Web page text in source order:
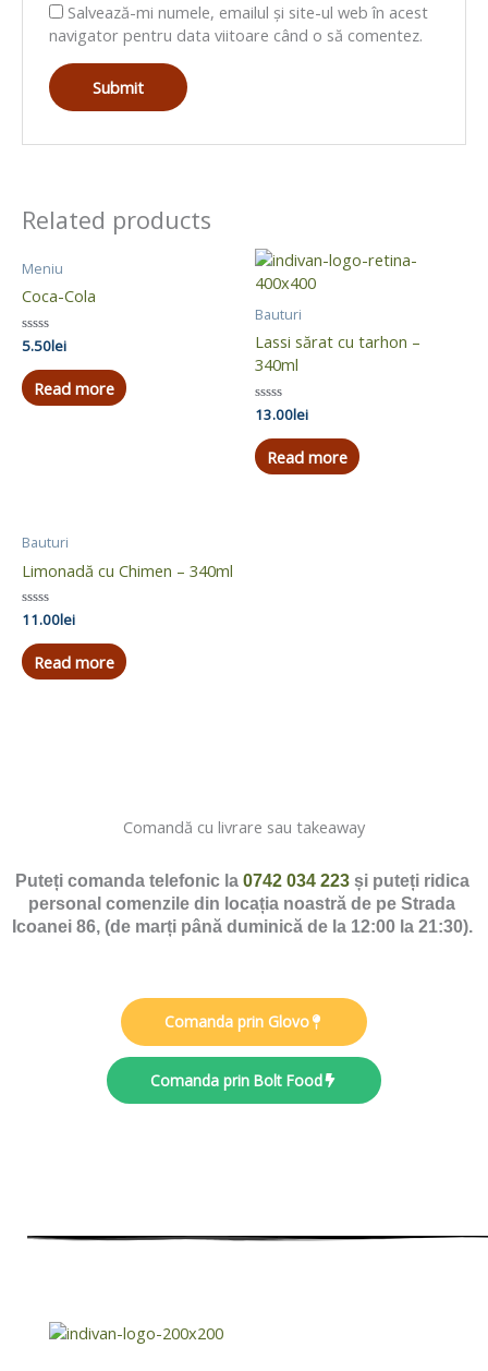
Salvează-mi numele, emailul și site-ul web în acest
navigator pentru data viitoare când o să comentez.
Related products
Meniu
Coca-Cola
Rated
0
out
of
5
5.50lei
Read more
Bauturi
Lassi sărat cu tarhon –
340ml
Rated
0
out
of
5
13.00lei
Read more
Bauturi
Limonadă cu Chimen – 340ml
Rated
0
out
of
5
11.00lei
Read more
Comandă cu livrare sau takeaway
Puteți comanda telefonic la 0742 034 223 și puteți ridica
personal comenzile din locația noastră de pe Strada
Icoanei 86, (de marți până duminică de la 12:00 la 21:30).
Comanda prin Glovo
Comanda prin Bolt Food